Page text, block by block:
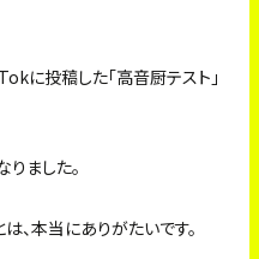
に投稿した「高音厨テスト」
りました。
、本当にありがたいです。